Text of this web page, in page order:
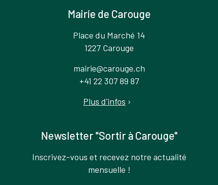
Mairie de Carouge
Place du Marché 14
1227 Carouge
mairie@carouge.ch
+41 22 307 89 87
Plus d'infos ›
Newsletter "Sortir à Carouge"
Inscrivez-vous et recevez notre actualité
mensuelle !